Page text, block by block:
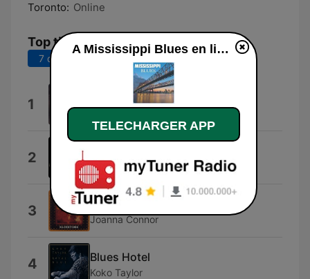
Toronto: Online
Top titres
7 derniers jours 30 derniers jours
1 Big Girl Blues
2 Heavy Blues Chevy
3 Nothin' but the Blues
Joanna Connor
4 Blues Hotel
Koko Taylor
A Mississippi Blues en ligne
TELECHARGER APP